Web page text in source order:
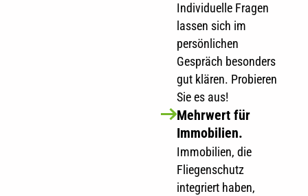
Individuelle Fragen
lassen sich im
persönlichen
Gespräch besonders
gut klären. Probieren
Sie es aus!
Mehrwert für
Immobilien.
Immobilien, die
Fliegenschutz
integriert haben,